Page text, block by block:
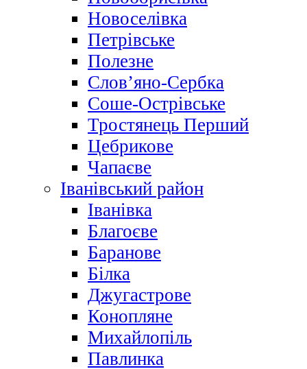
Новоселівка
Петрівське
Полезне
Слов’яно-Сербка
Соше-Острівське
Тростянець Перший
Цебрикове
Чапаєве
Іванівський район
Іванівка
Благоєве
Баранове
Білка
Джугастрове
Конопляне
Михайлопіль
Павлинка